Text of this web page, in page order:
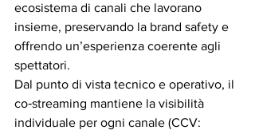
ecosistema di canali che lavorano
insieme, preservando la brand safety e
offrendo un’esperienza coerente agli
spettatori.
Dal punto di vista tecnico e operativo, il
co‑streaming mantiene la visibilità
individuale per ogni canale (CCV: